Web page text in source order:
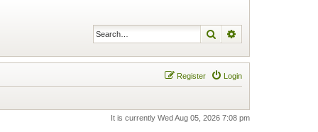
Search
Login
Register
It is currently Wed Aug 05, 2026 7:08 pm